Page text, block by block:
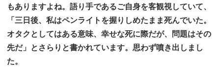
もありますよね。語り手であるご自身を客観視していて、
「三日後、私はペンライトを握りしめたまま死んでいた。
オタクとしてはある意味、幸せな死に際だが、問題はその
先だ」とさらりと書かれています。思わず噴き出しまし
た。